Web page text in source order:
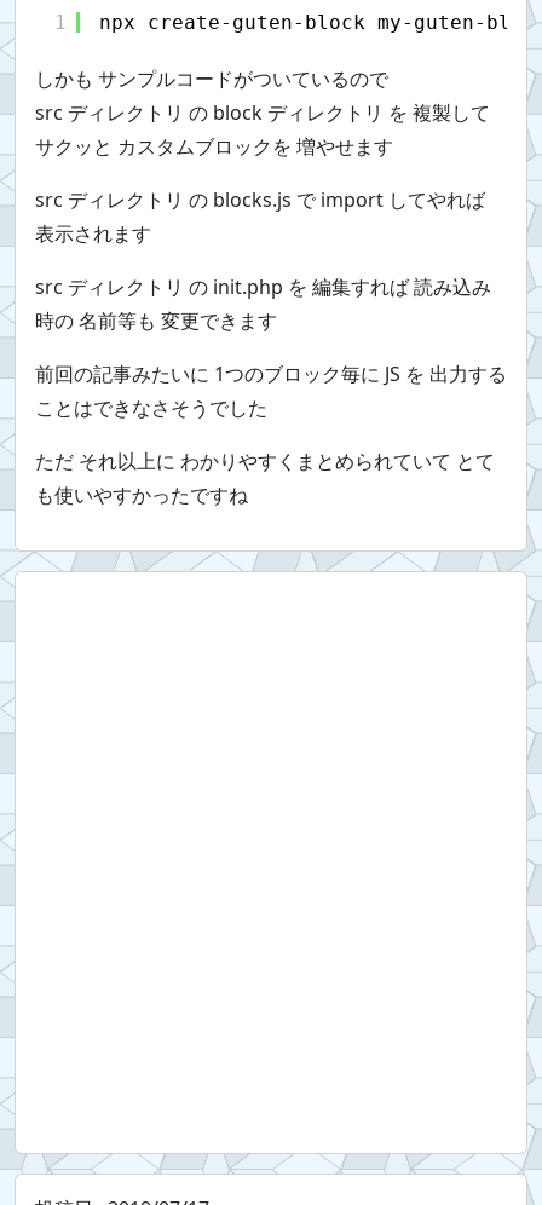
1 npx create-guten-block my-guten-
しかも サンプルコードがついているので
src ディレクトリ の block ディレクトリ を 複製して
サクッと カスタムブロックを 増やせます
src ディレクトリ の blocks.js で import してやれば
表示されます
src ディレクトリ の init.php を 編集すれば 読み込み
時の 名前等も 変更できます
前回の記事みたいに 1つのブロック毎に JS を 出力する
ことはできなさそうでした
ただ それ以上に わかりやすくまとめられていて とて
も使いやすかったですね